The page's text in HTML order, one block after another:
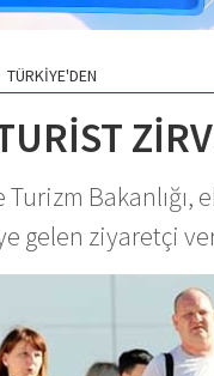
TÜRKİYE'DEN
Bakanlığı,
gelen ziyaretçi